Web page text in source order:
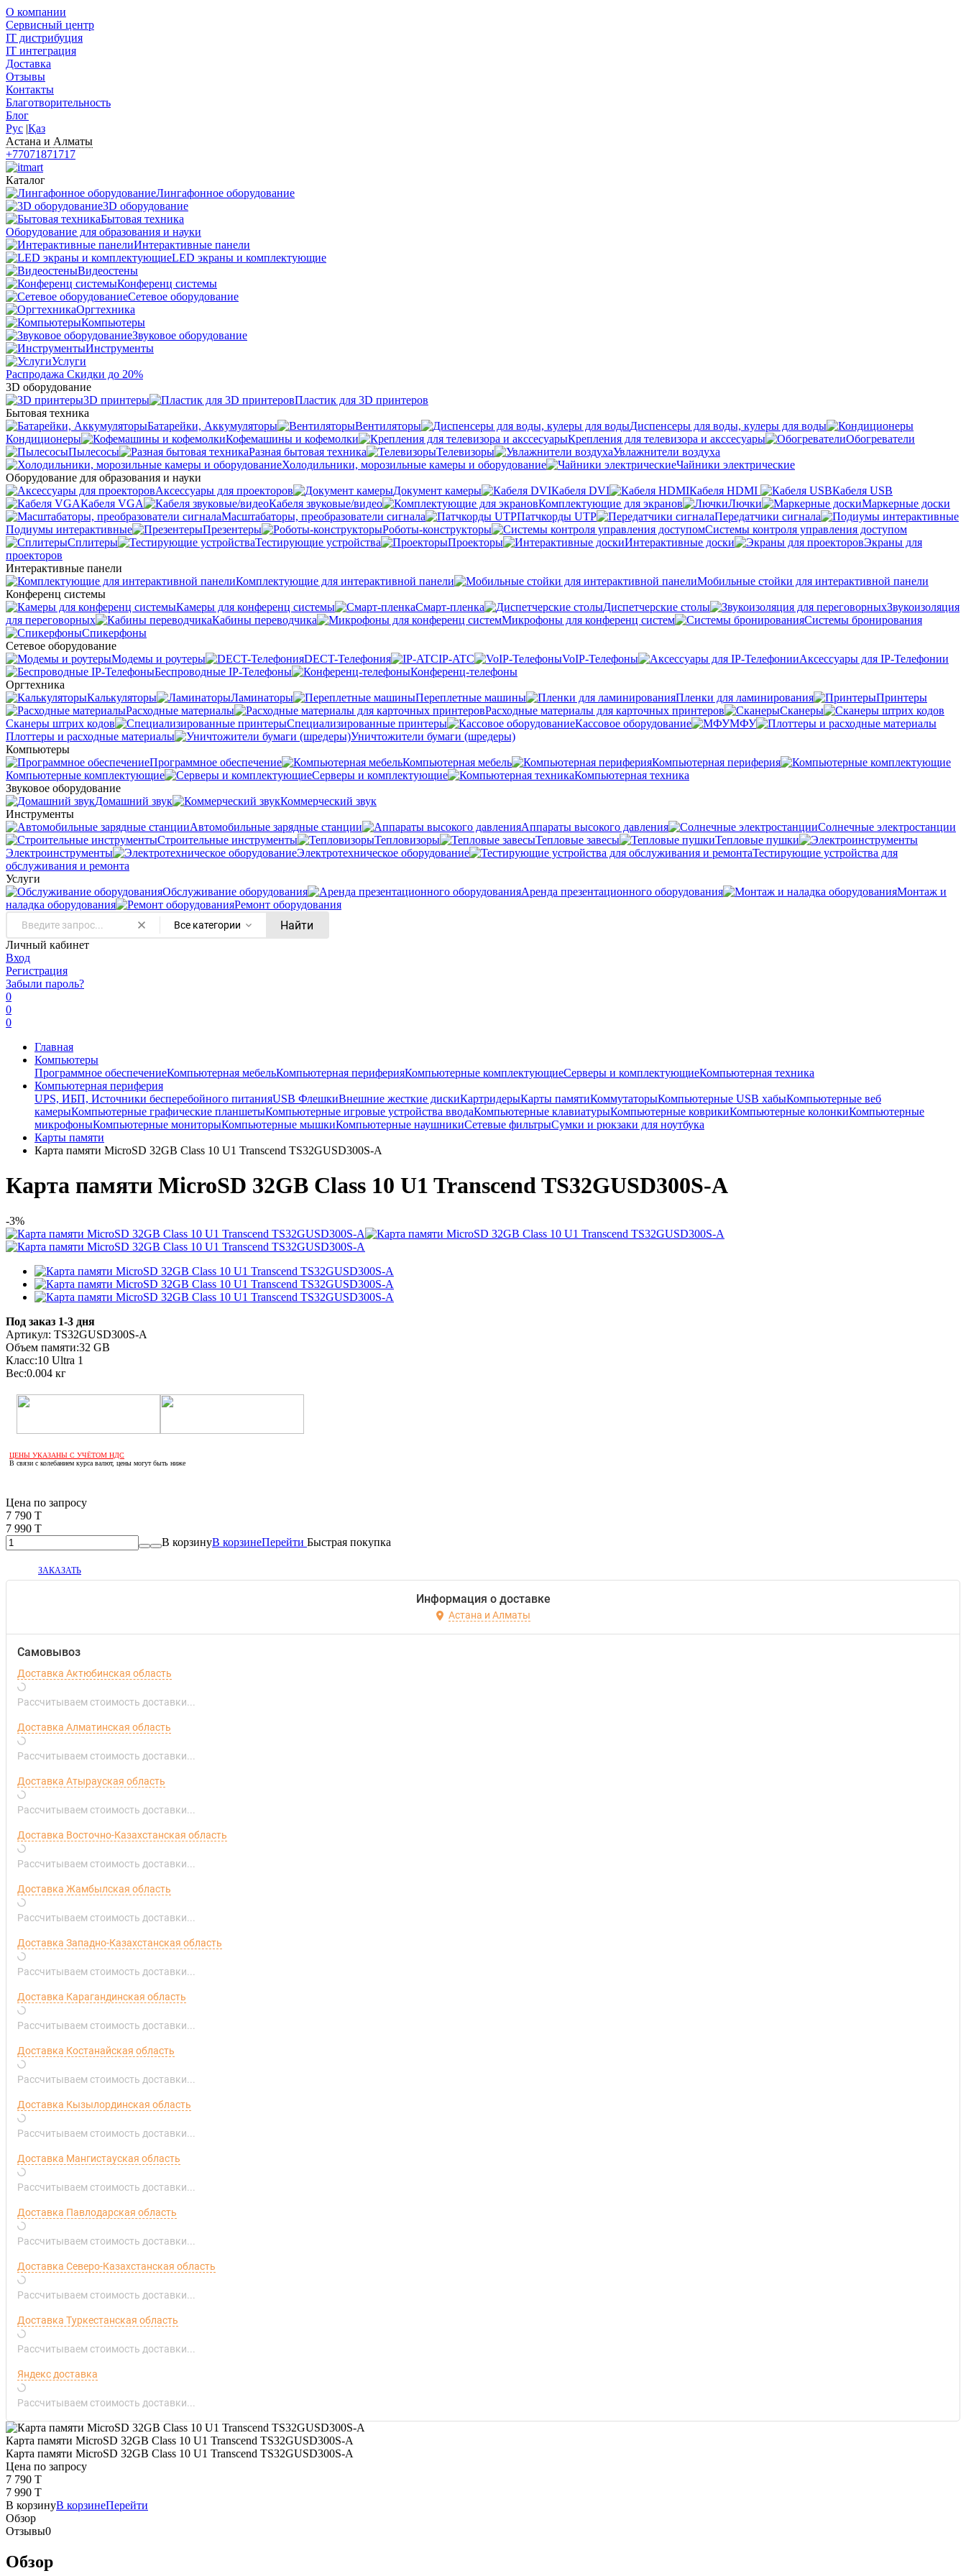
О компании
Сервисный центр
IT дистрибуция
IT интеграция
Доставка
Отзывы
Контакты
Благотворительность
Блог
Рус |Қаз
Астана и Алматы
+77071871717
Каталог
Лингафонное оборудование
3D оборудование
Бытовая техника
Оборудование для образования и науки
Интерактивные панели
LED экраны и комплектующие
Видеостены
Конференц системы
Сетевое оборудование
Оргтехника
Компьютеры
Звуковое оборудование
Инструменты
Услуги
Распродажа Скидки до 20%
3D оборудование
3D принтеры
Пластик для 3D принтеров
Бытовая техника
Батарейки, Аккумуляторы
Вентиляторы
Диспенсеры для воды, кулеры для воды
Кондиционеры
Кофемашины и кофемолки Крепления для телевизора и акссесуары
Обогреватели
Пылесосы
Разная бытовая техника Телевизоры
Увлажнители воздуха
Холодильники, морозильные камеры и оборудование
Чайники электрические
Оборудование для образования и науки
Аксессуары для проекторов
Документ камеры Кабеля DVI Кабеля HDMI
Кабеля USB
Кабеля VGA
Кабеля звуковые/видео Комплектующие для экранов Лючки
Маркерные доски
Масштабаторы, преобразователи сигнала
Патчкорды UTP
Передатчики сигнала
Подиумы интерактивные
Презентеры Роботы-конструкторы
Системы контроля управления доступом
Сплитеры
Тестирующие устройства Проекторы Интерактивные доски
Экраны для
проекторов
Интерактивные панели
Комплектующие для интерактивной панели
Мобильные стойки для интерактивной панели
Конференц системы
Камеры для конференц системы
Cмарт-пленка Диспетчерские столы
Звукоизоляция
для переговорных
Кабины переводчика Микрофоны для конференц систем
Системы бронирования
Спикерфоны
Сетевое оборудование
Модемы и роутеры
DECT-Телефония IP-ATC VoIP-Телефоны
Аксессуары для IP-Телефонии
Беспроводные IP-Телефоны
Конференц-телефоны
Оргтехника
Калькуляторы
Ламинаторы Переплетные машины Пленки для ламинирования
Принтеры
Расходные материалы
Расходные материалы для карточных принтеров
Сканеры
Сканеры штрих кодов
Специализированные принтеры Кассовое оборудование
МФУ
Плоттеры и расходные материалы
Уничтожители бумаги (шредеры)
Компьютеры
Программное обеспечение
Компьютерная мебель
Компьютерная периферия
Компьютерные комплектующие
Серверы и комплектующие
Компьютерная техника
Звуковое оборудование
Домашний звук
Коммерческий звук
Инструменты
Автомобильные зарядные станции
Аппараты высокого давления
Солнечные электростанции
Строительные инструменты
Тепловизоры Тепловые завесы
Тепловые пушки
Электроинструменты
Электротехническое оборудование
Тестирующие устройства для
обслуживания и ремонта
Услуги
Oбслуживание оборудования
Аренда презентационного оборудования
Монтаж и
наладка оборудования
Ремонт оборудования
Все категории Найти
Личный кабинет
Вход
Регистрация
Забыли пароль?
0
0
0
Главная
Компьютеры
Программное обеспечениеКомпьютерная мебельКомпьютерная периферияКомпьютерные комплектующиеСерверы и комплектующиеКомпьютерная техника
Компьютерная периферия
UPS, ИБП, Источники бесперебойного питанияUSB ФлешкиВнешние жесткие дискиКартридерыКарты памятиКоммутаторыКомпьютерные USB хабыКомпьютерные веб
камерыКомпьютерные графические планшетыКомпьютерные игровые устройства вводаКомпьютерные клавиатурыКомпьютерные коврикиКомпьютерные колонкиКомпьютерные
микрофоныКомпьютерные мониторыКомпьютерные мышкиКомпьютерные наушникиСетевые фильтрыСумки и рюкзаки для ноутбука
Карты памяти
Карта памяти MicroSD 32GB Class 10 U1 Transcend TS32GUSD300S-A
Карта памяти MicroSD 32GB Class 10 U1 Transcend TS32GUSD300S-A
-3%
Под заказ 1-3 дня
Артикул: TS32GUSD300S-A
Объем памяти:32 GB
Класс:10 Ultra 1
Вес:0.004 кг
ЦЕНЫ УКАЗАНЫ С УЧЁТОМ НДС
В связи с колебанием курса валют, цены могут быть ниже
Цена по запросу
7 790 T
7 990 T
В корзинуВ корзинеПерейти Быстрая покупка
ЗАКАЗАТЬ
Информация о доставке
Астана и Алматы
Самовывоз
Доставка Актюбинская область
Рассчитываем стоимость доставки...
Доставка Алматинская область
Рассчитываем стоимость доставки...
Доставка Атырауская область
Рассчитываем стоимость доставки...
Доставка Восточно-Казахстанская область
Рассчитываем стоимость доставки...
Доставка Жамбылская область
Рассчитываем стоимость доставки...
Доставка Западно-Казахстанская область
Рассчитываем стоимость доставки...
Доставка Карагандинская область
Рассчитываем стоимость доставки...
Доставка Костанайская область
Рассчитываем стоимость доставки...
Доставка Кызылординская область
Рассчитываем стоимость доставки...
Доставка Мангистауская область
Рассчитываем стоимость доставки...
Доставка Павлодарская область
Рассчитываем стоимость доставки...
Доставка Северо-Казахстанская область
Рассчитываем стоимость доставки...
Доставка Туркестанская область
Рассчитываем стоимость доставки...
Яндекс доставка
Рассчитываем стоимость доставки...
Карта памяти MicroSD 32GB Class 10 U1 Transcend TS32GUSD300S-A
Карта памяти MicroSD 32GB Class 10 U1 Transcend TS32GUSD300S-A
Цена по запросу
7 790 T
7 990 T
В корзинуВ корзинеПерейти
Обзор
Отзывы0
Обзор